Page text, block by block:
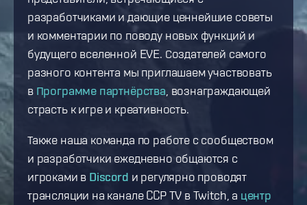
разработчиками и дающие ценнейшие советы
и комментарии по поводу новых функций и
будущего вселенной EVE. Создателей самого
разного контента мы приглашаем участвовать
в Программе партнёрства , вознаграждающей
страсть к игре и креативность.
Также наша команда по работе с сообществом
и разработчики ежедневно общаются с
игроками в Discord и регулярно проводят
трансляции на канале CCP TV в Twitch, а центр